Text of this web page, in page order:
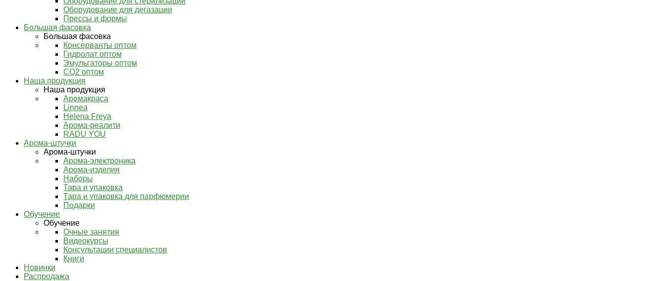
Оборудование для дегазации
Прессы и формы
Большая фасовка
Большая фасовка
Консерванты оптом
Гидролат оптом
Эмульгаторы оптом
СО2 оптом
Наша продукция
Наша продукция
Аромакраса
Linnea
Helena Freya
Арома-реалити
RADU YOU
Арома-штучки
Арома-штучки
Арома-электроника
Арома-изделия
Наборы
Тара и упаковка
Тара и упаковка для парфюмерии
Подарки
Обучение
Обучение
Очные занятия
Видеокурсы
Консультации специалистов
Книги
Новинки
Распродажа